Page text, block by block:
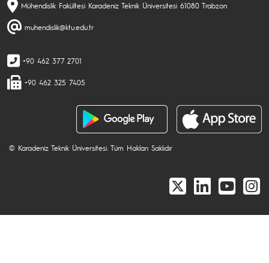
Mühendislik Fakültesi Karadeniz Teknik Üniversitesi 61080 Trabzon
muhendislik@ktu.edu.tr
+90 462 377 2701
+90 462 325 7405
© Karadeniz Teknik Üniversitesi. Tüm Hakları Saklıdır